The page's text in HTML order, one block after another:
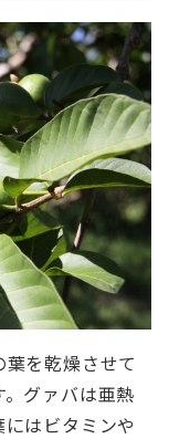
を乾燥させて
グァバは亜熱
はビタミンや